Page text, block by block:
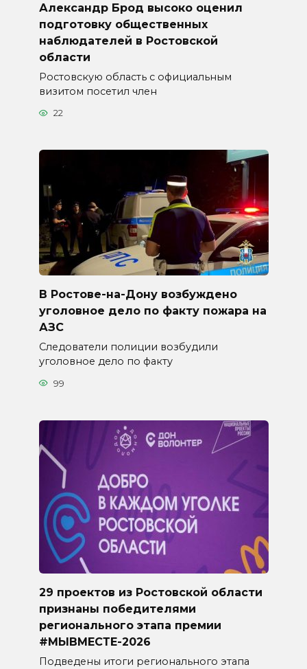
Александр Брод высоко оценил
подготовку общественных
наблюдателей в Ростовской
области
Ростовскую область с официальным
визитом посетил член
22
В Ростове-на-Дону возбуждено
уголовное дело по факту пожара на
АЗС
Следователи полиции возбудили
уголовное дело по факту
99
29 проектов из Ростовской области
признаны победителями
регионального этапа премии
#МЫВМЕСТЕ-2026
Подведены итоги регионального этапа